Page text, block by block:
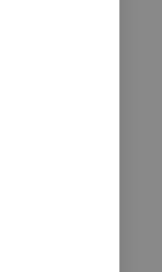
do nich w ciągu
błędy w procesie
i wydawania
Dlatego sprawne
o nowoczesne
usług i
dostaw.
jak:
ryzyko
co z kolei przekłada
oraz ich